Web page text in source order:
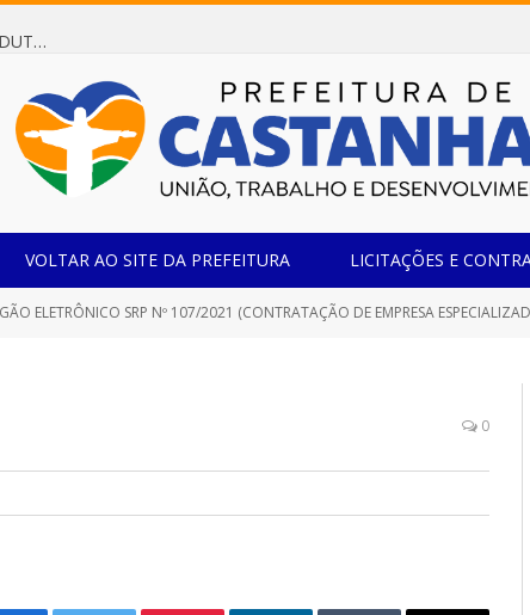
Dispensa de Licitação 078/2026 (AQUISIÇÃO DE AGENTE REDUTOR LÍQUIDO AUTOMOTIVO – ARLA 32, PARA ATENDER A FROTA OFICIAL DE VEÍCULOS DA SECRETARIA MUNICIPAL DE EDUCAÇÃO DO MUNICÍPIO DE CASTANHAL/PA)
VOLTAR AO SITE DA PREFEITURA LICITAÇÕES E
ELETRÔNICO SRP Nº 107/2021 (CONTRATAÇÃO DE EMPRESA ESPECIALIZADA PARA FORNECIMENTO DE VEÍCULOS ZERO QUILÔMETRO, DESTINADO A ATENDER AS
0